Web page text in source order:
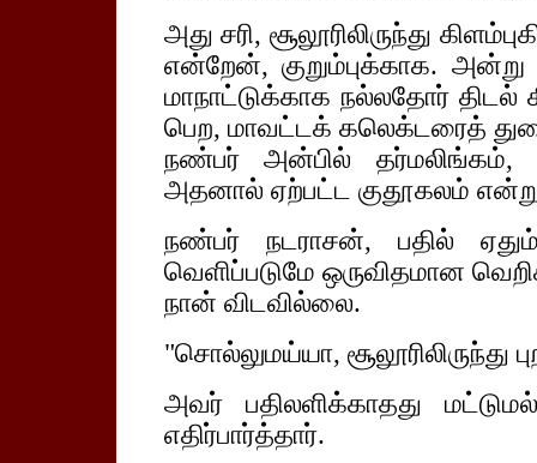
அது சரி, சூலூரிலிருந்து
என்றேன், குறும்புக்காக.
மாநாட்டுக்காக நல்லதோர்
பெற, மாவட்டக் கலெக்டரைத்
நண்பர் அன்பில் தர்மலிங்கம்,
அதனால் ஏற்பட்ட குதூகலம்
நண்பர் நடராசன், பதில்
வெளிப்படுமே ஒருவிதமான
நான் விடவில்லை.
"சொல்லுமய்யா, சூலூரிலிருந்து
அவர் பதிலளிக்காதது
எதிர்பார்த்தார்.